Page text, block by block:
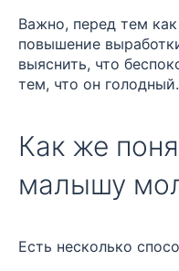
Важно, перед тем как
повышение
выяснить, что
тем, что он голодный.
Как же
малышу
Есть несколько